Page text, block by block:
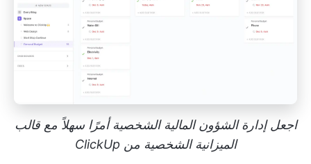
اجعل إدارة الشؤون المالية الشخصية أمرًا سهلاً مع قالب
الميزانية الشخصية من ClickUp